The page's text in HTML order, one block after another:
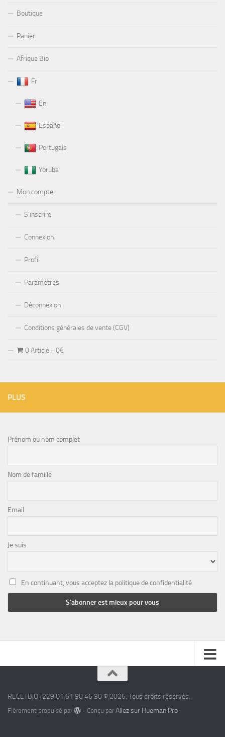
Boutique
Panier
Afrique Bio
Fr
En
Español
Portugais
Yoruba
Mon compte
S’inscrire
Connexion
Profil
Paramètres
Déconnexion
Conditions générales de vente (CGV)
0 Article 0€
PLUS
Prénom ou nom complet
Nom de famille
Email
Je suis
En continuant, vous acceptez la politique de confidentialité
RECETBIO+229 01 61 90 46 30 © 2026. Tous droits réservés.
Fièrement propulsé par - Conçu par Allez sur Hueman Pro